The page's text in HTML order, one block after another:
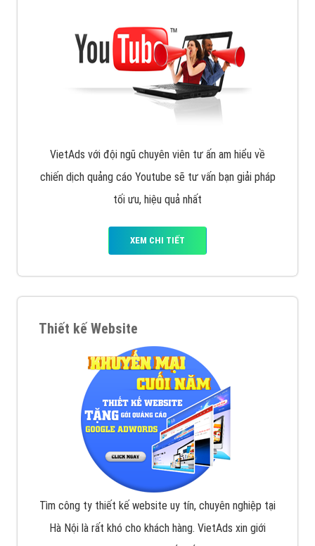
VietAds với đội ngũ chuyên viên tư ấn am hiểu về
chiến dịch quảng cáo Youtube sẽ tư vấn bạn giải pháp
tối ưu, hiệu quả nhất
XEM CHI TIẾT
Thiết kế Website
Tìm công ty thiết kế website uy tín, chuyên nghiệp tại
Hà Nội là rất khó cho khách hàng. VietAds xin giới